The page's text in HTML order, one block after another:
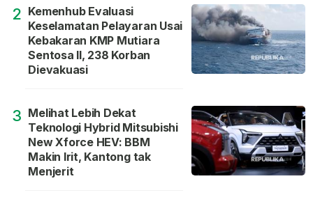
2 Kemenhub Evaluasi
Keselamatan Pelayaran Usai
Kebakaran KMP Mutiara
Sentosa II, 238 Korban
Dievakuasi
3 Melihat Lebih Dekat
Teknologi Hybrid Mitsubishi
New Xforce HEV: BBM
Makin Irit, Kantong tak
Menjerit